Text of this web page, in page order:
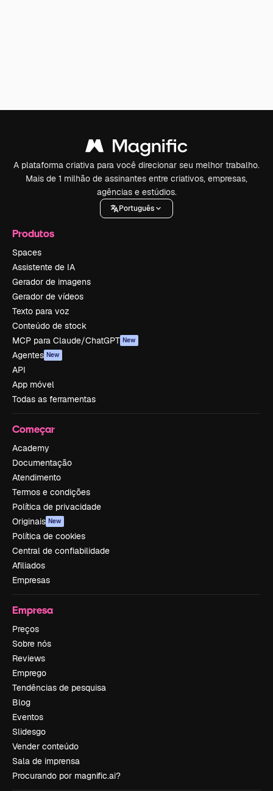
A plataforma criativa para você direcionar seu melhor trabalho.
Mais de 1 milhão de assinantes entre criativos, empresas,
agências e estúdios.
Português
Produtos
Spaces
Assistente de IA
Gerador de imagens
Gerador de vídeos
Texto para voz
Conteúdo de stock
MCP para Claude/ChatGPT New
Agentes New
API
App móvel
Todas as ferramentas
Começar
Academy
Documentação
Atendimento
Termos e condições
Política de privacidade
Originais New
Política de cookies
Central de confiabilidade
Afiliados
Empresas
Empresa
Preços
Sobre nós
Reviews
Emprego
Tendências de pesquisa
Blog
Eventos
Slidesgo
Vender conteúdo
Sala de imprensa
Procurando por magnific.ai?